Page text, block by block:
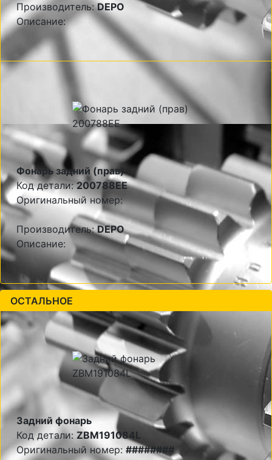
Производитель:DEPO
Описание:
Фонарь задний (прав)
Код детали:200788EE
Оригинальный номер:
Производитель:DEPO
Описание:
ОСТАЛЬНОЕ
Задний фонарь
Код детали: ZBM191084L
Оригинальный номер: ########